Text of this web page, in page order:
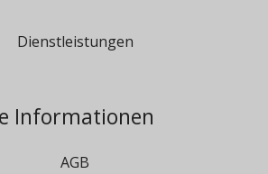
Dienstleistungen
Informationen
AGB